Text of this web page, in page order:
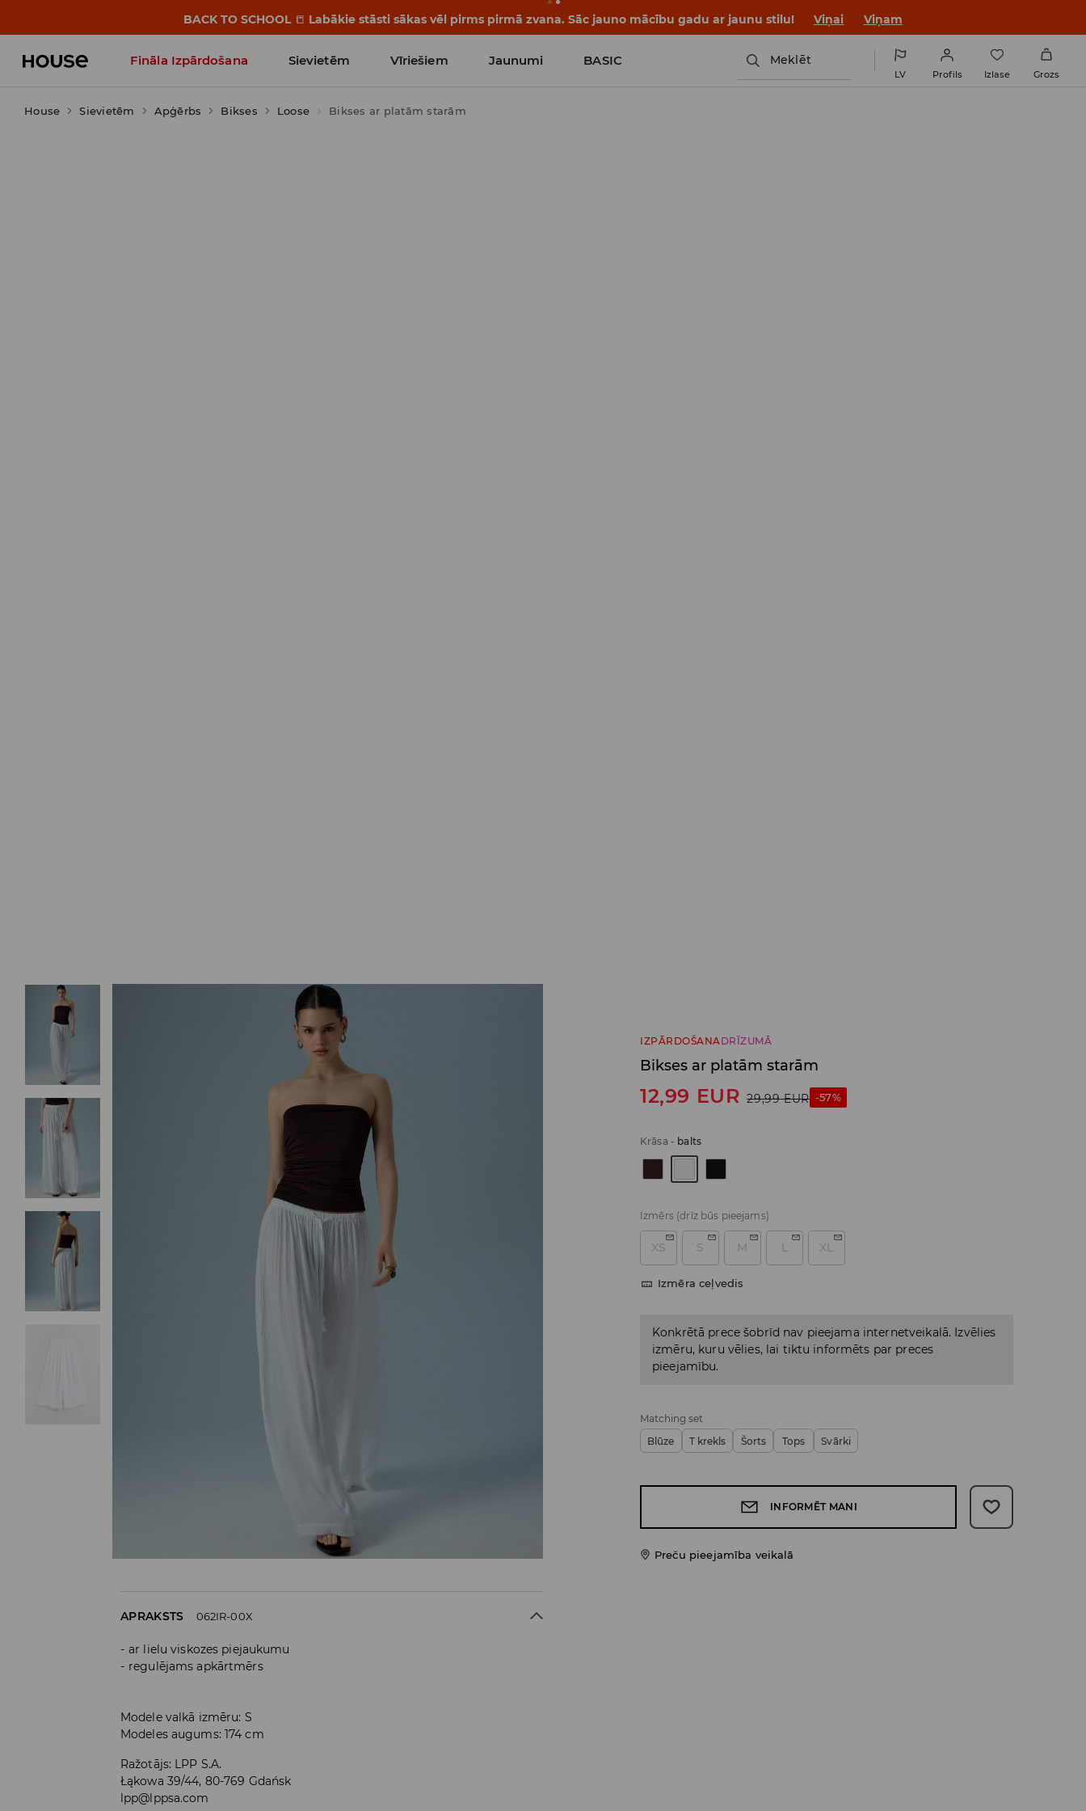
BACK TO SCHOOL 📒 Labākie stāsti sākas vēl pirms pirmā zvana. Sāc jauno mācību gadu ar jaunu stilu! Viņai Viņam
Fināla Izpārdošana Sievietēm Vīriešiem Jaunumi BASIC
Influencers' Faves
Meklēt
LV Profils Izlase Grozs
House Sievietēm Apģērbs Bikses Loose Bikses ar platām starām
IZPĀRDOŠANADRĪZUMĀ
Bikses ar platām starām
12,99 EUR 29,99 EUR -57%
Krāsa - balts
Izmērs (drīz būs pieejams)
XS S M L XL
Izmēra ceļvedis
Konkrētā prece šobrīd nav pieejama internetveikalā. Izvēlies
izmēru, kuru vēlies, lai tiktu informēts par preces
pieejamību.
Matching set
Blūze
T krekls Šorts Tops Svārki
INFORMĒT MANI
Preču pieejamība veikalā
APRAKSTS 062IR-00X
ar lielu viskozes piejaukumu
regulējams apkārtmērs
Modele valkā izmēru: S
Modeles augums: 174 cm
Ražotājs: LPP S.A.
Łąkowa 39/44, 80-769 Gdańsk
lpp@lppsa.com